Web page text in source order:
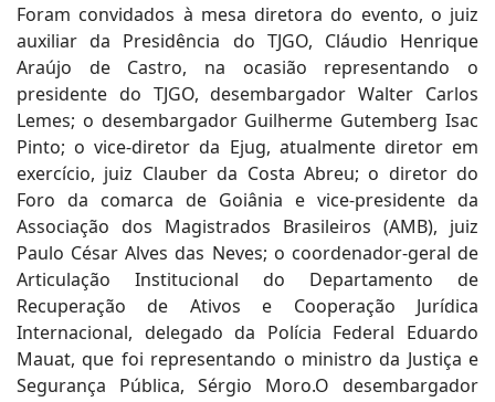
Foram convidados à mesa diretora do evento, o juiz
auxiliar da Presidência do TJGO, Cláudio Henrique
Araújo de Castro, na ocasião representando o
presidente do TJGO, desembargador Walter Carlos
Lemes; o desembargador Guilherme Gutemberg Isac
Pinto; o vice-diretor da Ejug, atualmente diretor em
exercício, juiz Clauber da Costa Abreu; o diretor do
Foro da comarca de Goiânia e vice-presidente da
Associação dos Magistrados Brasileiros (AMB), juiz
Paulo César Alves das Neves; o coordenador-geral de
Articulação Institucional do Departamento de
Recuperação de Ativos e Cooperação Jurídica
Internacional, delegado da Polícia Federal Eduardo
Mauat, que foi representando o ministro da Justiça e
Segurança Pública, Sérgio Moro.O desembargador